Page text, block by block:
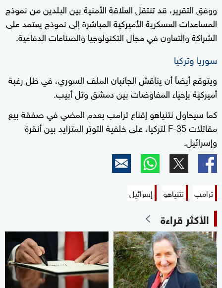
ووفق التقرير، قد تنتقل العلاقة الأمنية بين البلدين من نموذج
المساعدات العسكرية الأميركية المباشرة إلى نموذج يعتمد على
الشراكة والتعاون في مجال التكنولوجيا والصناعات الدفاعية.
سوريا وتركيا
ويتوقع أيضاً أن يناقش الجانبان الملف السوري، في ظل رغبة
أميركية بإحياء المفاوضات بين دمشق وتل أبيب.
كما سيحاول نتنياهو إقناع ترامب بعدم المضي في صفقة بيع
مقاتلات F-35 لتركيا، على خلفية التوتر المتزايد بين أنقرة
وإسرائيل.
ترامب نتنياهو إسرائيل
الأكثر قراءة